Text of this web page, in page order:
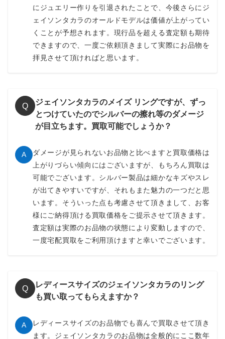
にジュエリー作りを引退されたことで、今後さらにジ
ェイソンタカラのオールドモデルは価値が上がってい
くことが予想されます。現行品を超える査定額も期待
できますので、一度ご依頼頂きまして実際にお品物を
拝見させて頂ければと思います。
Q
ジェイソンタカラのメイズ リングですが、ずっ
とつけていたのでシルバーの擦れ等のダメージ
が目立ちます。買取可能でしょうか？
A
ダメージが見られないお品物と比べますと買取価格は
上がりづらい傾向にはございますが、もちろん買取は
可能でございます。シルバー製品は細かなキズやスレ
が出てきやすいですが、それもまた魅力の一つだと思
います。そういった点も考慮させて頂きまして、お客
様にご納得頂ける買取価格をご提示させて頂きます。
査定額は実際のお品物の状態により変動しますので、
一度宅配買取をご利用頂けますと幸いでございます。
Q
レディースサイズのジェイソンタカラのリング
も買い取ってもらえますか？
A
レディースサイズのお品物でも喜んで買取させて頂き
ます。ジェイソンタカラのお品物は全般的にここ数年